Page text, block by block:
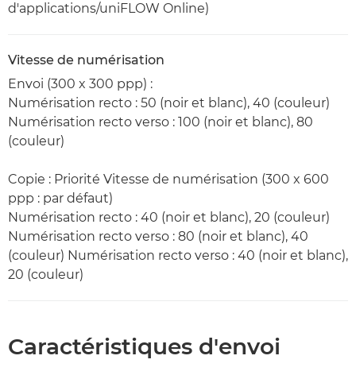
d'applications/uniFLOW Online)
Vitesse de numérisation
Envoi (300 x 300 ppp) :
Numérisation recto : 50 (noir et blanc), 40 (couleur)
Numérisation recto verso : 100 (noir et blanc), 80
(couleur)
Copie : Priorité Vitesse de numérisation (300 x 600
ppp : par défaut)
Numérisation recto : 40 (noir et blanc), 20 (couleur)
Numérisation recto verso : 80 (noir et blanc), 40
(couleur) Numérisation recto verso : 40 (noir et blanc),
20 (couleur)
Caractéristiques d'envoi